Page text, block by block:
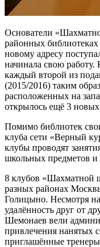
Основатели
районных
новому адресу
начинала свою работу.
каждый второй из
(2015/2016) таким
расположенных на
открылось ещё 3 новых
Помимо библиотек
клуба сети «Верный
клубы проводят
школьных предметов и
8 клубов «Шахматной
разных районах
Голицыно. Несмотря
удалённость друг от
Шемонаев вели
привлечения нанятых
приглашённые